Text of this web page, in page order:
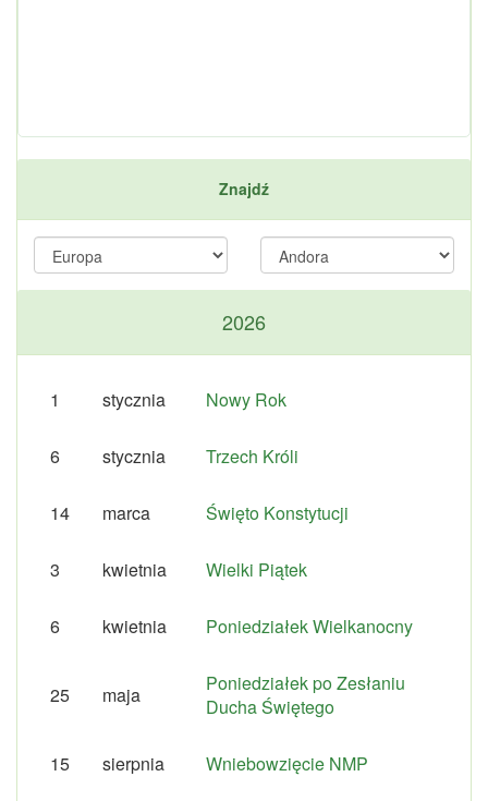
Znajdź
2026
1 stycznia Nowy Rok
6 stycznia Trzech Króli
14 marca Święto Konstytucji
3 kwietnia Wielki Piątek
6 kwietnia Poniedziałek Wielkanocny
25 maja
Poniedziałek po Zesłaniu
Ducha Świętego
15 sierpnia Wniebowzięcie NMP